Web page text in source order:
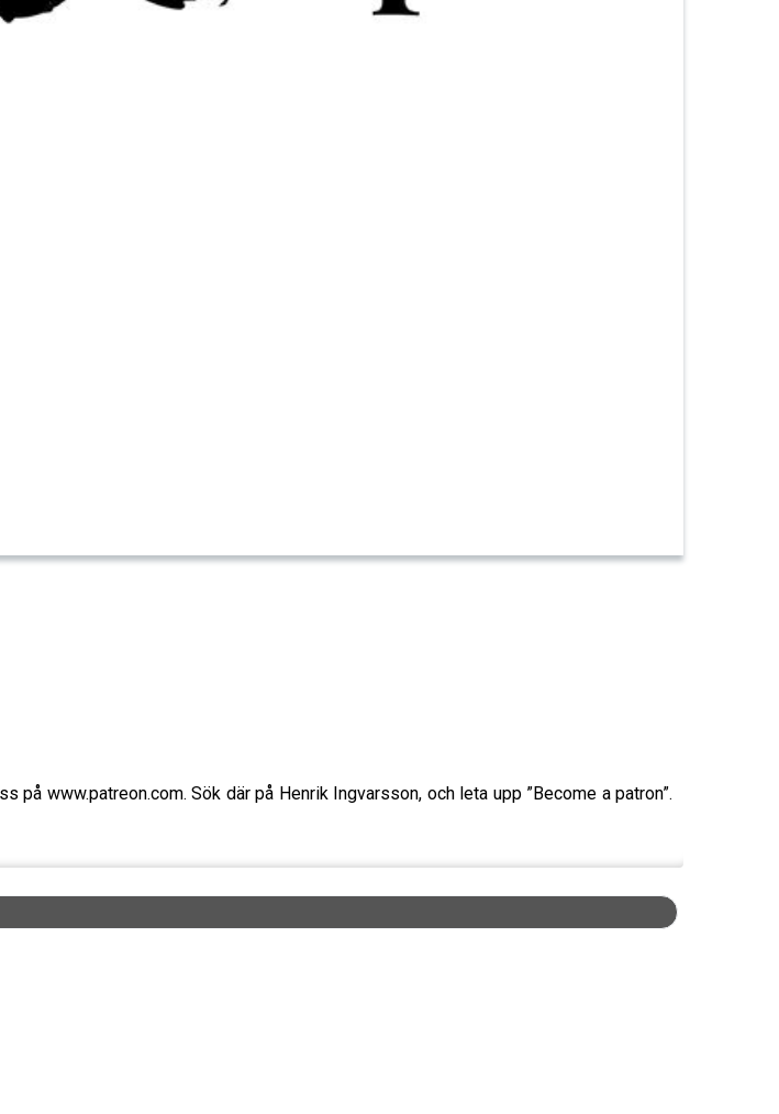
www.patreon.com. Sök där på Henrik Ingvarsson, och leta upp ”Become a patron”.